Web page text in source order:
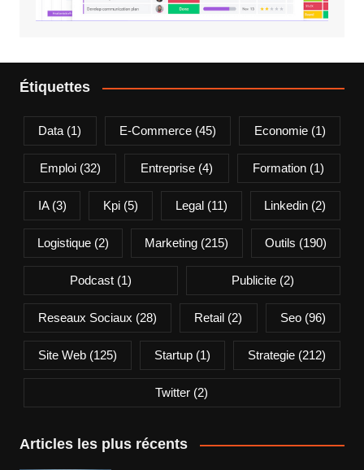
Étiquettes
Data (1) E-Commerce(45) Economie(1)
Emploi(32) Entreprise(4) Formation (1)
IA(3) Kpi (5) Legal(11) Linkedin (2)
Logistique (2) Marketing (215) Outils (190)
Podcast(1) Publicite (2)
Reseaux Sociaux (28) Retail (2) Seo(96)
Site Web(125) Startup (1) Strategie (212)
Twitter (2)
Articles les plus récents